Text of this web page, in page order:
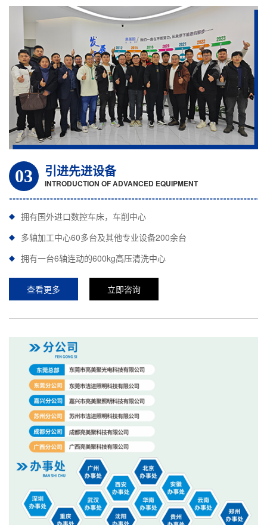
03 引进先进设备
INTRODUCTION OF ADVANCED EQUIPMENT
拥有国外进口数控车床，车削中心
多轴加工中心60多台及其他专业设备200余台
拥有一台6轴连动的600kg高压清洗中心
查看更多 立即咨询